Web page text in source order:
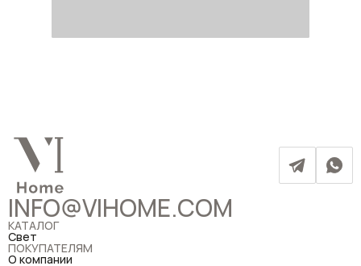
INFO@VIHOME.COM
КАТАЛОГ
Свет
ПОКУПАТЕЛЯМ
О компании